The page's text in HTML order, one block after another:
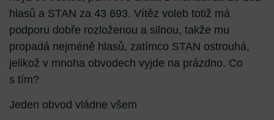
hlasů a STAN za 43 693. Vítěz voleb totiž má
podporu dobře rozloženou a silnou, takže mu
propadá nejméně hlasů, zatímco STAN ostrouhá,
jelikož v mnoha obvodech vyjde na prázdno. Co
s tím?
Jeden obvod vládne všem